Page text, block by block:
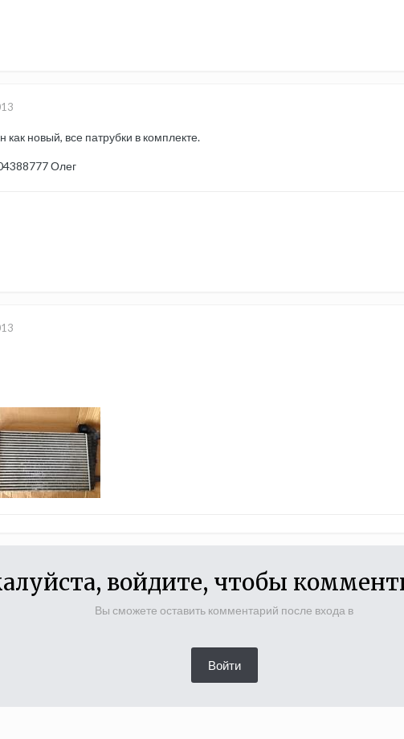
как новый, все патрубки в комплекте.
Олег
войдите, чтобы
Вы сможете оставить комментарий после входа в
Войти